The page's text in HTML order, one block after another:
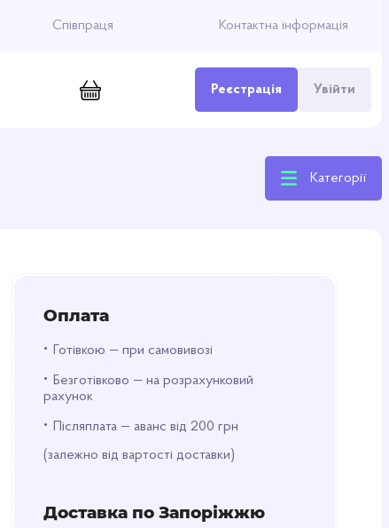
Співпраця Контактна інформація
Реєстрація Увійти
Категорії
Оплата
• Готівкою — при самовивозі
• Безготівково — на розрахунковий
рахунок
•
Післяплата — аванс від 200 грн
(залежно від вартості доставки)
Доставка по Запоріжжю